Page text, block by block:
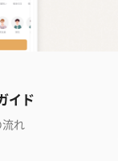
イド
れ